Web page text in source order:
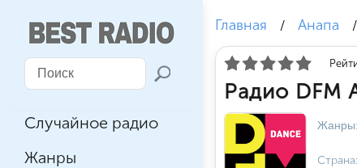
Случайное радио
Жанры
Главная / Анапа /
Радио DFM
Жанры:
Страна: